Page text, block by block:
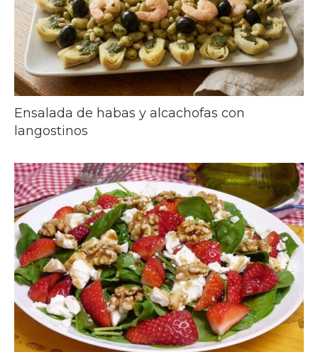
Ensalada de habas y alcachofas con
langostinos